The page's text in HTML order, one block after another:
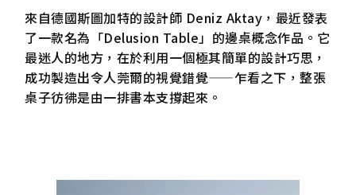
來自德國斯圖加特的設計師 Deniz Aktay，最近發表
了一款名為「Delusion Table」的邊桌概念作品。它
最迷人的地方，在於利用一個極其簡單的設計巧思，
成功製造出令人莞爾的視覺錯覺——乍看之下，整張
桌子彷彿是由一排書本支撐起來。